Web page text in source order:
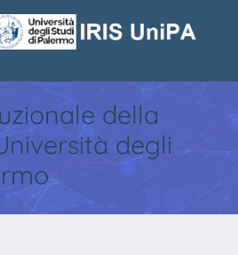
della
degli